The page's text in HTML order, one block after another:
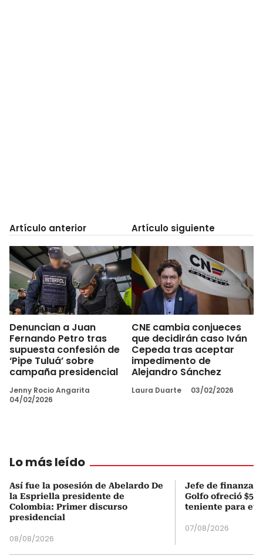
Artículo anterior
Denuncian a Juan
Fernando Petro tras
supuesta confesión de
‘Pipe Tuluá’ sobre
campaña presidencial
Jenny Rocio Angarita
04/02/2026
Artículo siguiente
CNE cambia conjueces
que decidirán caso Iván
Cepeda tras aceptar
impedimento de
Alejandro Sánchez
Laura Duarte 03/02/2026
Lo más leído
Así fue la posesión de Abelardo De
la Espriella presidente de
Colombia: Primer discurso
presidencial
08/08/2026
Jefe de finanzas
Golfo ofreció
teniente para
07/08/2026